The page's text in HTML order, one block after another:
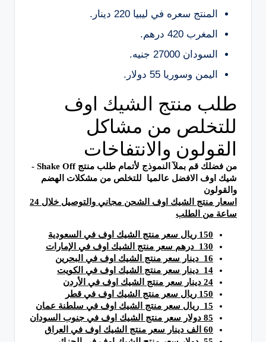
المنتج سعره في ليبيا 220 دينار.
المغرب 420 درهم.
السودان 27000 جنيه.
اليمن وسوريا 55 دولار.